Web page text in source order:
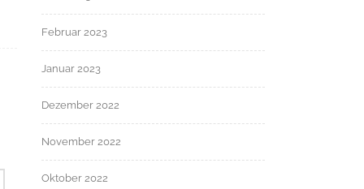
Februar 2023
Januar 2023
Dezember 2022
November 2022
Oktober 2022